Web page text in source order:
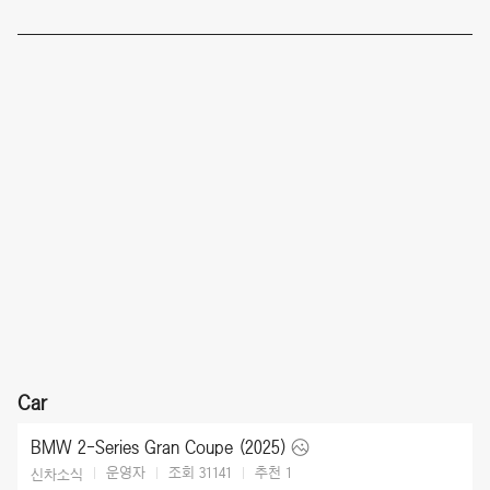
Car
BMW 2-Series Gran Coupe (2025)
신차소식 운영자 조회 31141 추천 1